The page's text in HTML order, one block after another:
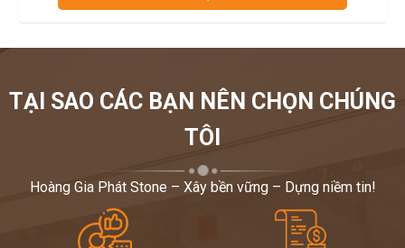
TẠI SAO CÁC BẠN NÊN CHỌN CHÚNG
TÔI
Hoàng Gia Phát Stone – Xây bền vững – Dựng niềm tin!